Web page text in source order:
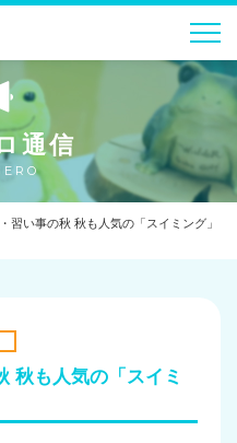
通信
習い事の秋 秋も人気の「スイミング」
秋も人気の「スイミ